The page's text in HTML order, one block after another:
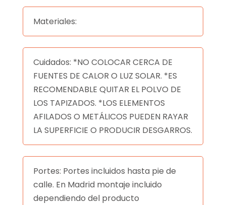
Materiales:
Cuidados: *NO COLOCAR CERCA DE
FUENTES DE CALOR O LUZ SOLAR. *ES
RECOMENDABLE QUITAR EL POLVO DE
LOS TAPIZADOS. *LOS ELEMENTOS
AFILADOS O METÁLICOS PUEDEN RAYAR
LA SUPERFICIE O PRODUCIR DESGARROS.
Portes: Portes incluidos hasta pie de
calle. En Madrid montaje incluido
dependiendo del producto